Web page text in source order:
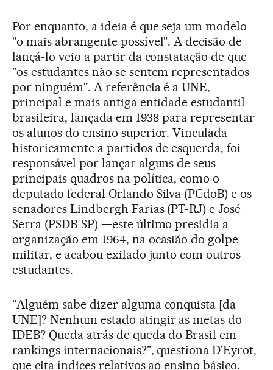
Por enquanto, a ideia é que seja um modelo
"o mais abrangente possível". A decisão de
lançá-lo veio a partir da constatação de que
"os estudantes não se sentem representados
por ninguém". A referência é a UNE,
principal e mais antiga entidade estudantil
brasileira, lançada em 1938 para representar
os alunos do ensino superior. Vinculada
historicamente a partidos de esquerda, foi
responsável por lançar alguns de seus
principais quadros na política, como o
deputado federal Orlando Silva (PCdoB) e os
senadores Lindbergh Farias (PT-RJ) e José
Serra (PSDB-SP) —este último presidia a
organização em 1964, na ocasião do golpe
militar, e acabou exilado junto com outros
estudantes.
"Alguém sabe dizer alguma conquista [da
UNE]? Nenhum estado atingir as metas do
IDEB? Queda atrás de queda do Brasil em
rankings internacionais?", questiona D'Eyrot,
que cita índices relativos ao ensino básico.